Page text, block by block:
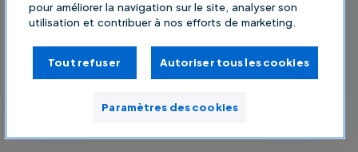
pour améliorer la navigation sur le site, analyser son
utilisation et contribuer à nos efforts de marketing.
Tout refuser Autoriser tous les cookies
Paramètres des cookies